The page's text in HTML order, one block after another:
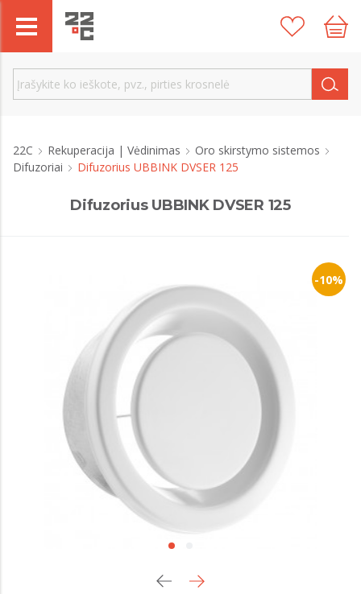
22C Rekuperacija | Vėdinimas
Oro skirstymo sistemos
Difuzoriai
Difuzorius UBBINK DVSER 125
Difuzorius UBBINK DVSER 125
-10%